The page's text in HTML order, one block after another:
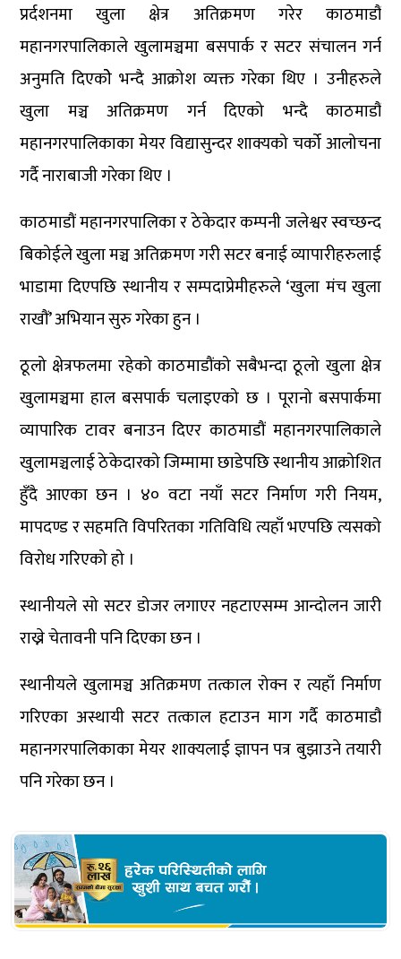
प्रर्दशनमा खुला क्षेत्र अतिक्रमण गरेर काठमाडौं
महानगरपालिकाले खुलामञ्चमा बसपार्क र सटर संचालन गर्न
अनुमति दिएकोे भन्दै आक्रोश व्यक्त गरेका थिए । उनीहरुले
खुला मञ्च अतिक्रमण गर्न दिएको भन्दै काठमाडौं
महानगरपालिकाका मेयर विद्यासुन्दर शाक्यको चर्को आलोचना
गर्दै नाराबाजी गरेका थिए ।
काठमाडौं महानगरपालिका र ठेकेदार कम्पनी जलेश्वर स्वच्छन्द
बिकोईले खुला मञ्च अतिक्रमण गरी सटर बनाई व्यापारीहरुलाई
भाडामा दिएपछि स्थानीय र सम्पदाप्रेमीहरुले ‘खुला मंच खुला
राखौं’ अभियान सुरु गरेका हुन ।
ठूलो क्षेत्रफलमा रहेको काठमाडौंको सबैभन्दा ठूलो खुला क्षेत्र
खुलामञ्चमा हाल बसपार्क चलाइएको छ । पूरानो बसपार्कमा
व्यापारिक टावर बनाउन दिएर काठमाडौं महानगरपालिकाले
खुलामञ्चलाई ठेकेदारको जिम्मामा छाडेपछि स्थानीय आक्रोशित
हुँदै आएका छन । ४० वटा नयाँ सटर निर्माण गरी नियम,
मापदण्ड र सहमति विपरितका गतिविधि त्यहाँ भएपछि त्यसको
विरोध गरिएको हो ।
स्थानीयले सो सटर डोजर लगाएर नहटाएसम्म आन्दोलन जारी
राख्ने चेतावनी पनि दिएका छन ।
स्थानीयले खुलामञ्च अतिक्रमण तत्काल रोक्न र त्यहाँ निर्माण
गरिएका अस्थायी सटर तत्काल हटाउन माग गर्दै काठमाडौं
महानगरपालिकाका मेयर शाक्यलाई ज्ञापन पत्र बुझाउने तयारी
पनि गरेका छन ।